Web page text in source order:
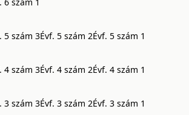
5 szám 3Évf. 5 szám 2Évf. 5 szám 1
4 szám 3Évf. 4 szám 2Évf. 4 szám 1
3 szám 3Évf. 3 szám 2Évf. 3 szám 1